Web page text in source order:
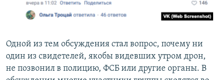
Одной из тем обсуждения стал вопрос, почему ни
один из свидетелей, якобы видевших утром дрон,
не позвонил в полицию, ФСБ или другие органы. В